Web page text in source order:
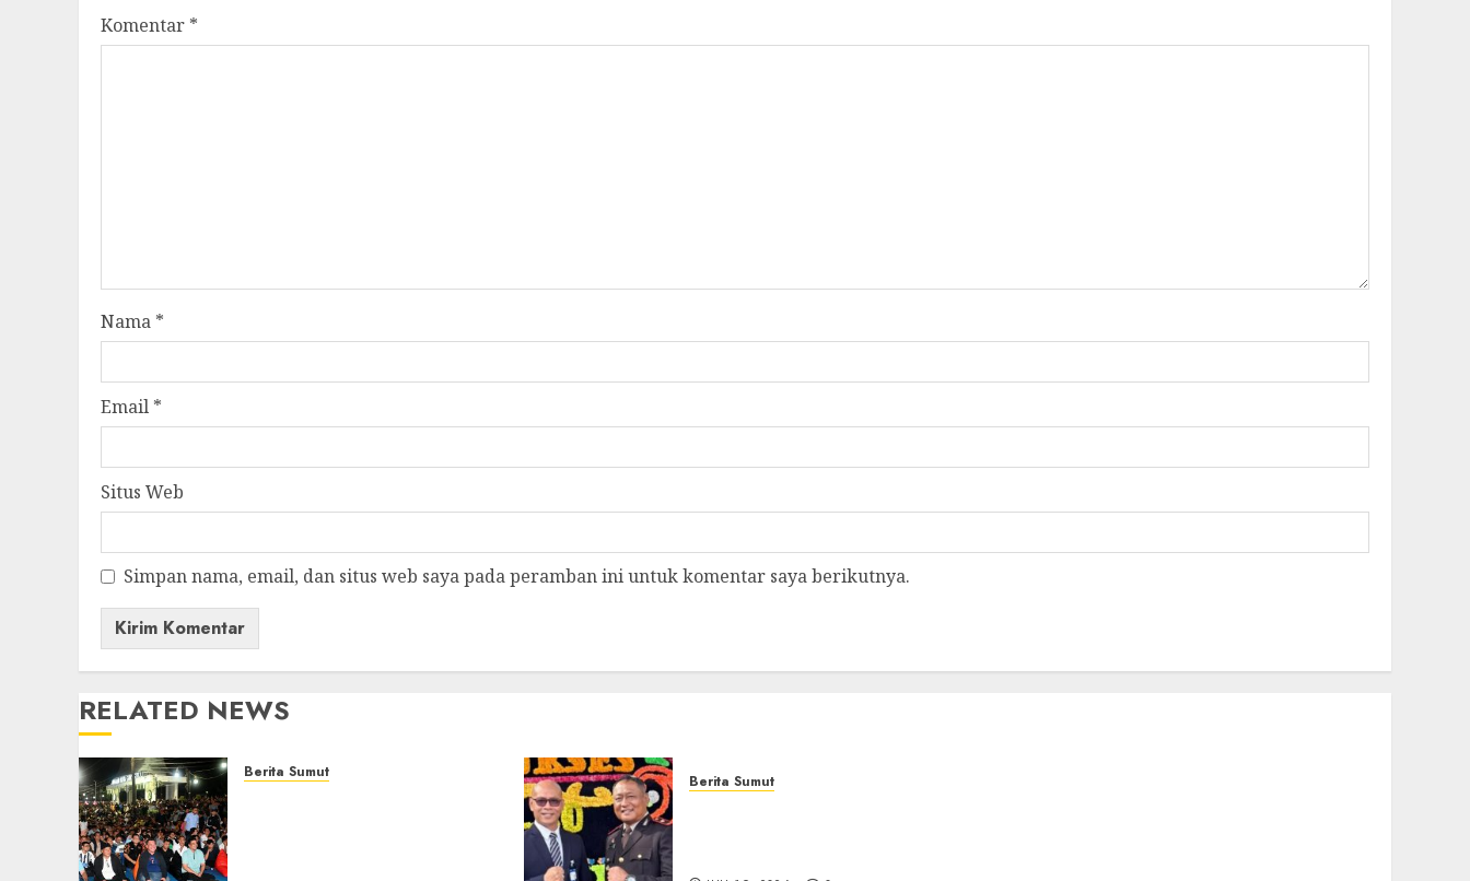
Komentar *
Nama *
Email *
Situs Web
Simpan nama, email, dan situs web saya pada peramban ini untuk komentar saya berikutnya.
RELATED NEWS
Berita Sumut Berita Sumut